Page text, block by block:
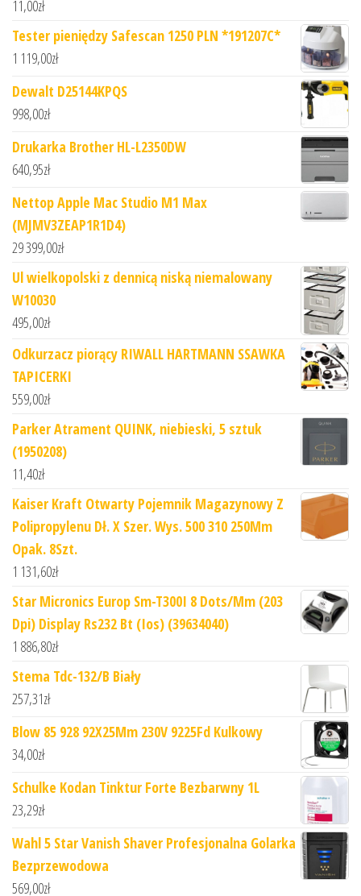
11,00zł
Tester pieniędzy Safescan 1250 PLN *191207C*
1 119,00zł
Dewalt D25144KPQS
998,00zł
Drukarka Brother HL-L2350DW
640,95zł
Nettop Apple Mac Studio M1 Max
(MJMV3ZEAP1R1D4)
29 399,00zł
Ul wielkopolski z dennicą niską niemalowany
W10030
495,00zł
Odkurzacz piorący RIWALL HARTMANN SSAWKA
TAPICERKI
559,00zł
Parker Atrament QUINK, niebieski, 5 sztuk
(1950208)
11,40zł
Kaiser Kraft Otwarty Pojemnik Magazynowy Z
Polipropylenu Dł. X Szer. Wys. 500 310 250Mm
Opak. 8Szt.
1 131,60zł
Star Micronics Europ Sm-T300I 8 Dots/Mm (203
Dpi) Display Rs232 Bt (Ios) (39634040)
1 886,80zł
Stema Tdc-132/B Biały
257,31zł
Blow 85 928 92X25Mm 230V 9225Fd Kulkowy
34,00zł
Schulke Kodan Tinktur Forte Bezbarwny 1L
23,29zł
Wahl 5 Star Vanish Shaver Profesjonalna Golarka
Bezprzewodowa
569,00zł